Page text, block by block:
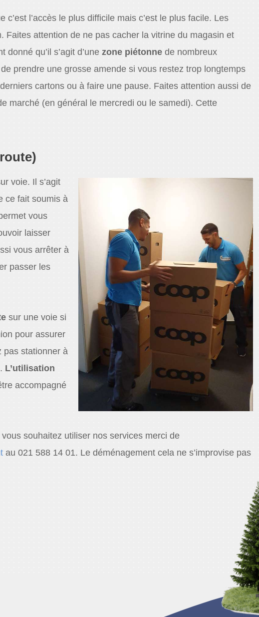
l’accès le plus difficile mais c’est le plus facile. Les
Faites attention de ne pas cacher la vitrine du magasin et
donné qu’il s’agit d’unezone piétonne de nombreux
prendre une grosse amende si vous restez trop longtemps
cartons ou à faire une pause. Faites attention aussi de
marché (en général le mercredi ou le samedi). Cette
voie. Il s’agit
ce fait soumis à
vous
laisser
vous arrêter à
passer les
sur une voie si
pour assurer
pas stationner à
L’utilisation
accompagné
souhaitez utiliser nos services merci de
au 021 588 14 01. Le déménagement cela ne s’improvise pas